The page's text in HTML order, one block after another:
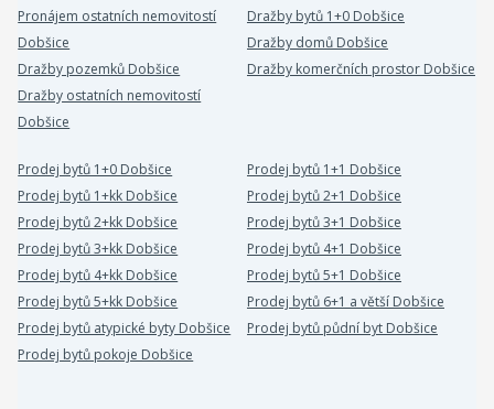
Pronájem ostatních nemovitostí
Dobšice
Dražby bytů 1+0 Dobšice
Dražby domů Dobšice
Dražby pozemků Dobšice
Dražby komerčních prostor Dobšice
Dražby ostatních nemovitostí
Dobšice
Prodej bytů 1+0 Dobšice
Prodej bytů 1+1 Dobšice
Prodej bytů 1+kk Dobšice
Prodej bytů 2+1 Dobšice
Prodej bytů 2+kk Dobšice
Prodej bytů 3+1 Dobšice
Prodej bytů 3+kk Dobšice
Prodej bytů 4+1 Dobšice
Prodej bytů 4+kk Dobšice
Prodej bytů 5+1 Dobšice
Prodej bytů 5+kk Dobšice
Prodej bytů 6+1 a větší Dobšice
Prodej bytů atypické byty Dobšice
Prodej bytů půdní byt Dobšice
Prodej bytů pokoje Dobšice